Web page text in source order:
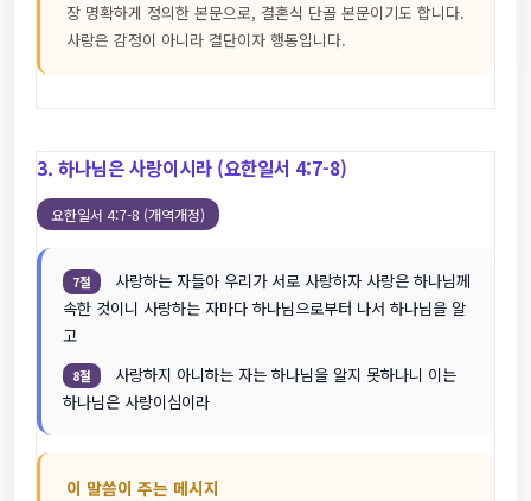
장 명확하게 정의한 본문으로, 결혼식 단골 본문이기도 합니다.
사랑은 감정이 아니라 결단이자 행동입니다.
3. 하나님은 사랑이시라 (요한일서 4:7-8)
요한일서 4:7-8 (개역개정)
7절
사랑하는 자들아 우리가 서로 사랑하자 사랑은 하나님께
속한 것이니 사랑하는 자마다 하나님으로부터 나서 하나님을 알
고
8절
사랑하지 아니하는 자는 하나님을 알지 못하나니 이는
하나님은 사랑이심이라
이 말씀이 주는 메시지